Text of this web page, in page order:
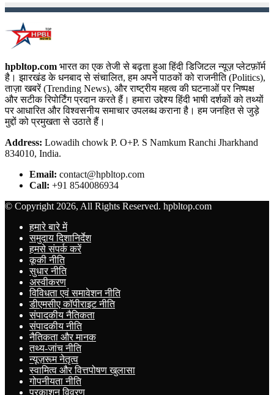
hpbltop.com भारत का एक तेजी से बढ़ता हुआ हिंदी डिजिटल न्यूज़ प्लेटफ़ॉर्म
है। झारखंड के धनबाद से संचालित, हम अपने पाठकों को राजनीति (Politics),
ताज़ा खबरें (Trending News), और राष्ट्रीय महत्व की घटनाओं पर निष्पक्ष
और सटीक रिपोर्टिंग प्रदान करते हैं। हमारा उद्देश्य हिंदी भाषी दर्शकों को तथ्यों
पर आधारित और विश्वसनीय समाचार उपलब्ध कराना है। हम जनहित से जुड़े
मुद्दों को प्रमुखता से उठाते हैं।
Address: Lowadih chowk P. O+P. S Namkum Ranchi Jharkhand
834010, India.
Email: contact@hpbltop.com
Call: +91 8540086934
© Copyright 2026, All Rights Reserved. hpbltop.com
हमारे बारे में
समुदाय दिशानिर्देश
हमसे संपर्क करें
कूकी नीति
सुधार नीति
अस्वीकरण
विविधता एवं समावेशन नीति
डीएमसीए कॉपीराइट नीति
संपादकीय नैतिकता
संपादकीय नीति
नैतिकता और मानक
तथ्य-जांच नीति
न्यूज़रूम नेतृत्व
स्वामित्व और वित्तपोषण खुलासा
गोपनीयता नीति
प्रकाशन विवरण